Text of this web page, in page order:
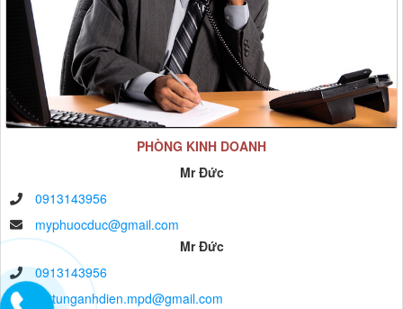
PHÒNG KINH DOANH
Mr Đức
0913143956
myphuocduc@gmail.com
Mr Đức
0913143956
vattunganhdien.mpd@gmail.com